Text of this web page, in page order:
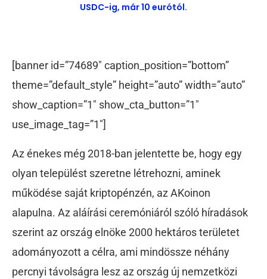
USDC-ig, már 10 eurótól.
[banner id=”74689″ caption_position=”bottom”
theme=”default_style” height=”auto” width=”auto”
show_caption=”1″ show_cta_button=”1″
use_image_tag=”1″]
Az énekes még 2018-ban jelentette be, hogy egy
olyan települést szeretne létrehozni, aminek
működése saját kriptopénzén, az AKoinon
alapulna. Az aláírási ceremóniáról szóló híradások
szerint az ország elnöke 2000 hektáros területet
adományozott a célra, ami mindössze néhány
percnyi távolságra lesz az ország új nemzetközi